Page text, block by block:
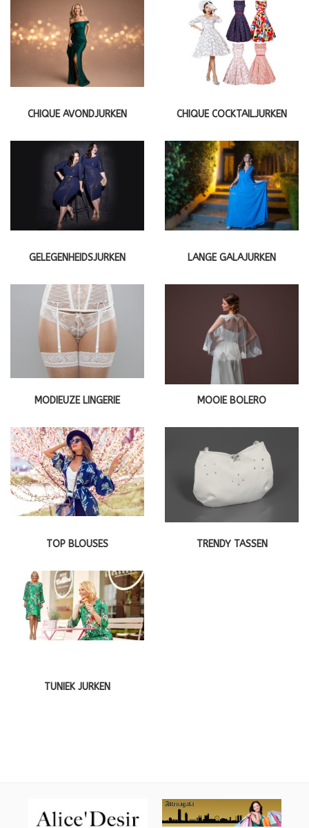
CHIQUE AVONDJURKEN CHIQUE COCKTAILJURKEN
GELEGENHEIDSJURKEN LANGE GALAJURKEN
MODIEUZE LINGERIE MOOIE BOLERO
TOP BLOUSES TRENDY TASSEN
TUNIEK JURKEN